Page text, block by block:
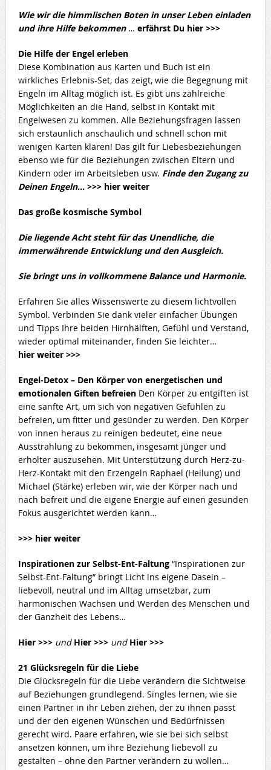
Wie wir die himmlischen Boten in unser Leben einladen
und ihre Hilfe bekommen … erfährst Du hier >>>
Die Hilfe der Engel erleben
Diese Kombination aus Karten und Buch ist ein
wirkliches Erlebnis-Set, das zeigt, wie die Begegnung mit
Engeln im Alltag möglich ist. Es gibt uns zahlreiche
Möglichkeiten an die Hand, selbst in Kontakt mit
Engelwesen zu kommen. Alle Beziehungsfragen lassen
sich erstaunlich anschaulich und schnell schon mit
wenigen Karten klären! Das gilt für Liebesbeziehungen
ebenso wie für die Beziehungen zwischen Eltern und
Kindern oder im Arbeitsleben usw. Finde den Zugang zu
Deinen Engeln… >>> hier weiter
Das große kosmische Symbol
Die liegende Acht steht für das Unendliche, die
immerwährende Entwicklung und den Ausgleich.
Sie bringt uns in vollkommene Balance und Harmonie.
Erfahren Sie alles Wissenswerte zu diesem lichtvollen
Symbol. Verbinden Sie dank vieler einfacher Übungen
und Tipps Ihre beiden Hirnhälften, Gefühl und Verstand,
wieder optimal miteinander, finden Sie leichter…
hier weiter >>>
Engel-Detox – Den Körper von energetischen und
emotionalen Giften befreien Den Körper zu entgiften ist
eine sanfte Art, um sich von negativen Gefühlen zu
befreien, um fitter und gesünder zu werden. Den Körper
von innen heraus zu reinigen bedeutet, eine neue
Ausstrahlung zu bekommen, insgesamt jünger und
erholter auszusehen. Mit Unterstützung durch Herz-zu-
Herz-Kontakt mit den Erzengeln Raphael (Heilung) und
Michael (Stärke) erleben wir, wie der Körper nach und
nach befreit und die eigene Energie auf einen gesunden
Fokus ausgerichtet werden kann…
>>> hier weiter
Inspirationen zur Selbst-Ent-Faltung “Inspirationen zur
Selbst-Ent-Faltung” bringt Licht ins eigene Dasein –
liebevoll, neutral und im Alltag umsetzbar, zum
harmonischen Wachsen und Werden des Menschen und
der Ganzheit des Lebens…
Hier >>> und Hier >>> und Hier >>>
21 Glücksregeln für die Liebe
Die Glücksregeln für die Liebe verändern die Sichtweise
auf Beziehungen grundlegend. Singles lernen, wie sie
einen Partner in ihr Leben ziehen, der zu ihnen passt
und der den eigenen Wünschen und Bedürfnissen
gerecht wird. Paare erfahren, wie sie bei sich selbst
ansetzen können, um ihre Beziehung liebevoll zu
gestalten – ohne den Partner verändern zu wollen…